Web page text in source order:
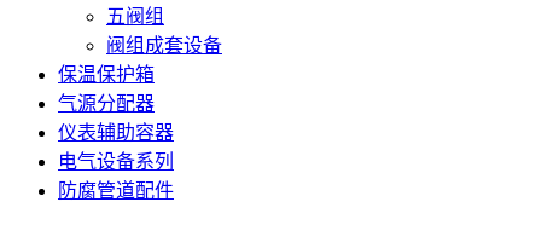
五阀组
阀组成套设备
保温保护箱
气源分配器
仪表辅助容器
电气设备系列
防腐管道配件